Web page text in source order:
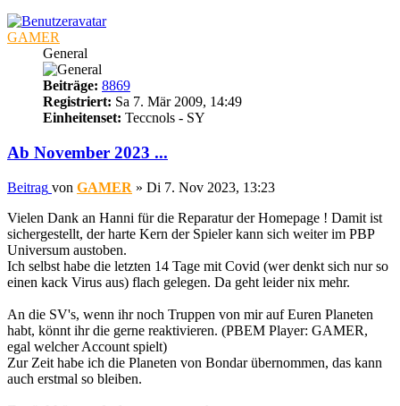
GAMER
General
Beiträge: 8869
Registriert: Sa 7. Mär 2009, 14:49
Einheitenset: Teccnols - SY
Ab November 2023 ...
Beitrag von GAMER » Di 7. Nov 2023, 13:23
Vielen Dank an Hanni für die Reparatur der Homepage ! Damit ist
sichergestellt, der harte Kern der Spieler kann sich weiter im PBP
Universum austoben.
Ich selbst habe die letzten 14 Tage mit Covid (wer denkt sich nur so
einen kack Virus aus) flach gelegen. Da geht leider nix mehr.
An die SV's, wenn ihr noch Truppen von mir auf Euren Planeten
habt, könnt ihr die gerne reaktivieren. (PBEM Player: GAMER,
egal welcher Account spielt)
Zur Zeit habe ich die Planeten von Bondar übernommen, das kann
auch erstmal so bleiben.